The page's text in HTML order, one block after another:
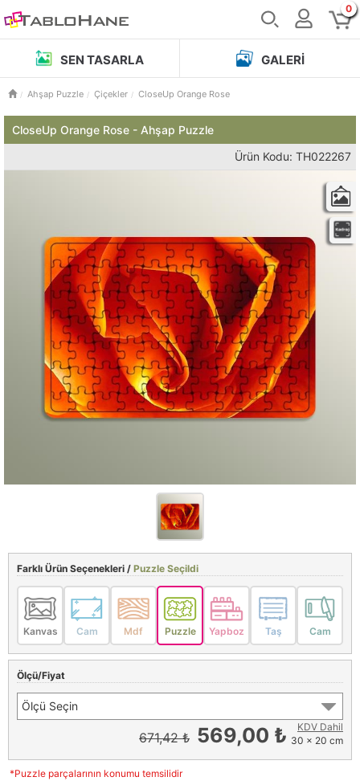
0
SEN TASARLA GALERI
Ahşap Puzzle Çiçekler CloseUp Orange Rose
CloseUp Orange Rose - Ahşap Puzzle
Ürün Kodu: TH022267
Farklı Ürün Seçenekleri / Puzzle Seçildi
Kanvas Cam Mdf Puzzle Yapboz Taş Cam
Ölçü/Fiyat
Ölçü Seçin
671,42 ₺ 569,00 ₺
KDV Dahil
30 x 20 cm
*Puzzle parçalarının konumu temsilidir